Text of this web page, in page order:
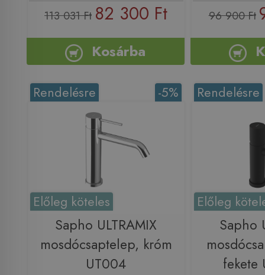
113 031 Ft 82 300 Ft
Kosárba
96 900 Ft
-5%
Rendelésre
Előleg köteles
Sapho ULTRAMIX
mosdócsaptelep, króm
UT004
Rendelésre
Előleg
Sapho
fekete